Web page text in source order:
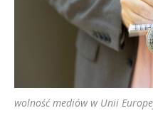
wolność mediów w Unii